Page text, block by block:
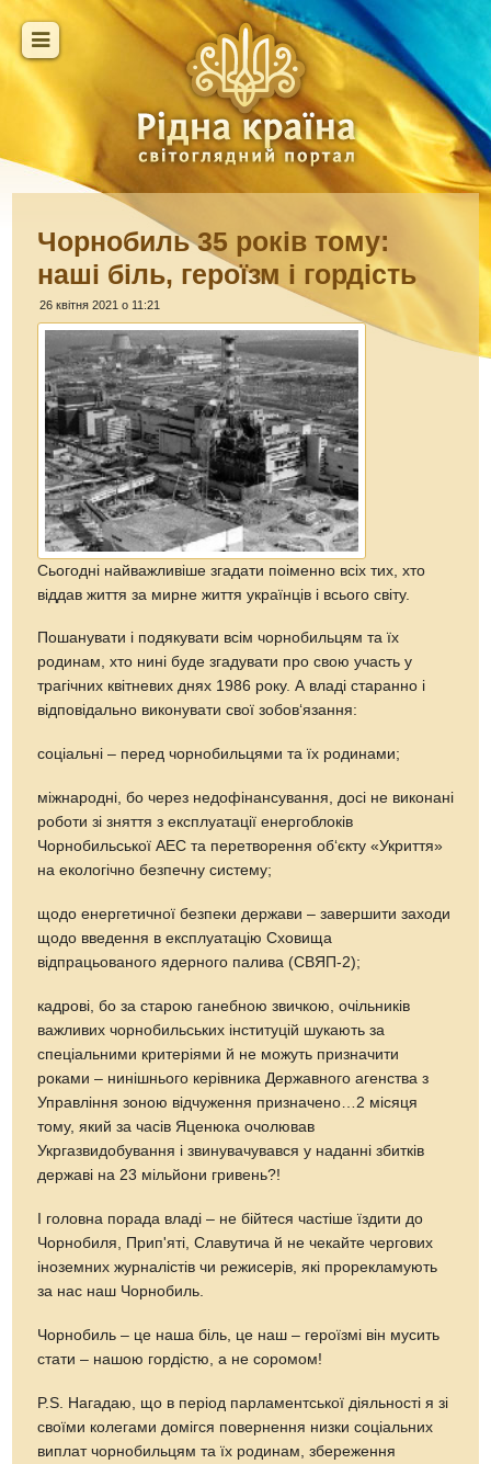
Чорнобиль 35 років тому:
наші біль, героїзм і гордість
26 квітня 2021 о 11:21
Сьогодні найважливіше згадати поіменно всіх тих, хто
віддав життя за мирне життя українців і всього світу.
Пошанувати і подякувати всім чорнобильцям та їх
родинам, хто нині буде згадувати про свою участь у
трагічних квітневих днях 1986 року. А владі старанно і
відповідально виконувати свої зобов‘язання:
соціальні – перед чорнобильцями та їх родинами;
міжнародні, бо через недофінансування, досі не виконані
роботи зі зняття з експлуатації енергоблоків
Чорнобильської АЕС та перетворення об‘єкту «Укриття»
на екологічно безпечну систему;
щодо енергетичної безпеки держави – завершити заходи
щодо введення в експлуатацію Сховища
відпрацьованого ядерного палива (СВЯП-2);
кадрові, бо за старою ганебною звичкою, очільників
важливих чорнобильських інституцій шукають за
спеціальними критеріями й не можуть призначити
роками – нинішнього керівника Державного агенства з
Управління зоною відчуження призначено…2 місяця
тому, який за часів Яценюка очолював
Укргазвидобування і звинувачувався у наданні збитків
державі на 23 мільйони гривень?!
І головна порада владі – не бійтеся частіше їздити до
Чорнобиля, Прип'яті, Славутича й не чекайте чергових
іноземних журналістів чи режисерів, які прорекламують
за нас наш Чорнобиль.
Чорнобиль – це наша біль, це наш – героїзмі він мусить
стати – нашою гордістю, а не соромом!
P.S. Нагадаю, що в період парламентської діяльності я зі
своїми колегами домігся повернення низки соціальних
виплат чорнобильцям та їх родинам, збереження